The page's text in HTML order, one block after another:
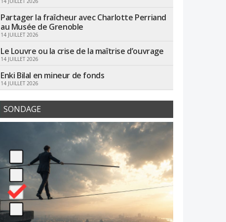
Partager la fraîcheur avec Charlotte Perriand
au Musée de Grenoble
14 JUILLET 2026
Le Louvre ou la crise de la maîtrise d’ouvrage
14 JUILLET 2026
Enki Bilal en mineur de fonds
14 JUILLET 2026
SONDAGE